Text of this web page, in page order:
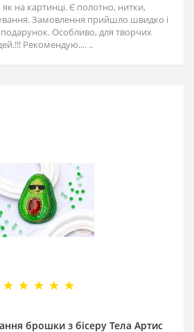
на картинці. Є полотно, нитки,
Замовлення прийшло швидко і
Особливо, для творчих
Рекомендую.... ..
брошки з бісеру Тела Артис